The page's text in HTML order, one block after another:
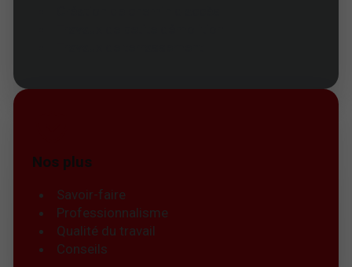
Nos plus
Savoir-faire
Professionnalisme
Qualité du travail
Conseils